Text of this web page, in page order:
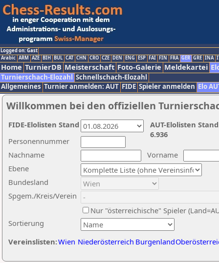
Logged on: Gast
Arabic ARM AZE BIH BUL CAT CHN CRO CZE DEN ENG ESP FAI FIN FRA GER GRE INA
Home TurnierDB Meisterschaft Foto-Galerie Meldekartei
Turnierschach-Elozahl Schnellschach-Elozahl
Allgemeines Turnier anmelden: AUT FIDE Spieler anmelden Elo
Willkommen bei den offiziellen
Nachname
Vorname
Ebene
Sortierung
Personennummer
Bundesland
Spgem./Kreis/Verein
Nur "österreichische" Spieler
Vereinslisten:Wien Niederösterreich Burgenland
AUT-Elolisten
6.936
FIDE-Elolisten Stand